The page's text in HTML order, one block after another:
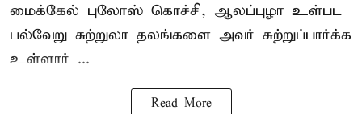
மைக்கேல் புலோஸ் கொச்சி, ஆலப்புழா உள்பட
பல்வேறு சுற்றுலா தலங்களை அவர் சுற்றுப்பார்க்க
உள்ளார் ...
Read More